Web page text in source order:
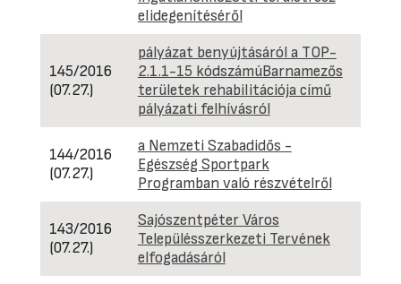
elidegenítéséről
145/2016
(07.27.)
pályázat benyújtásáról a TOP-
2.1.1-15 kódszámúBarnamezős
területek rehabilitációja című
pályázati felhívásról
144/2016
(07.27.)
a Nemzeti Szabadidős -
Egészség Sportpark
Programban való részvételről
143/2016
(07.27.)
Sajószentpéter Város
Településszerkezeti Tervének
elfogadásáról